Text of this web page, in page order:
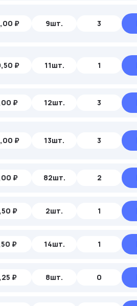
₽ 9шт. 3
₽ 11шт. 1
₽ 12шт. 3
₽ 13шт. 3
₽ 82шт. 2
₽ 2шт. 1
₽ 14шт. 1
₽ 8шт. 0